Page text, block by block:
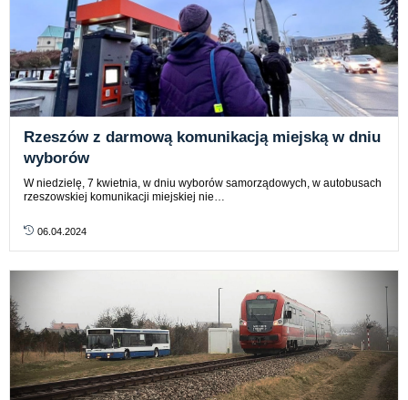
Rzeszów z darmową komunikacją miejską w dniu
wyborów
W niedzielę, 7 kwietnia, w dniu wyborów samorządowych, w autobusach
rzeszowskiej komunikacji miejskiej nie…
06.04.2024